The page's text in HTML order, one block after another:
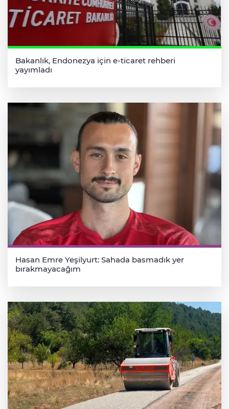
Bakanlık, Endonezya için e-ticaret rehberi
yayımladı
Hasan Emre Yeşilyurt: Sahada basmadık yer
bırakmayacağım